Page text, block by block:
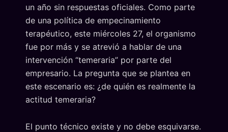
un año sin respuestas oficiales. Como parte
de una política de empecinamiento
terapéutico, este miércoles 27, el organismo
fue por más y se atrevió a hablar de una
intervención “temeraria” por parte del
empresario. La pregunta que se plantea en
este escenario es: ¿de quién es realmente la
actitud temeraria?
El punto técnico existe y no debe esquivarse.